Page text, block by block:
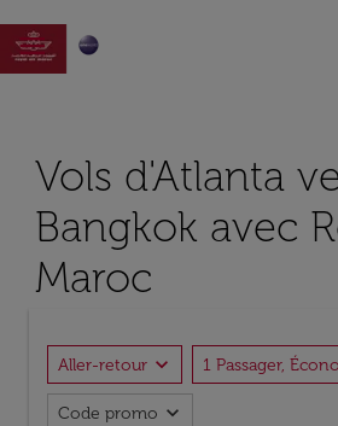

Vols d'Atlanta
Bangkok avec
Maroc
Aller-retour expand_more 1 Passager,
Code promo expand_more